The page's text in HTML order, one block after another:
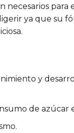
necesarios para
ya que su
y
de azúcar